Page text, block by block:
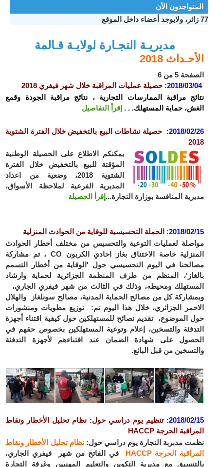
المتواجدون الأن
77 زائر، ولايوجد أعضاء داخل الموقع
مديريـة التجـارة لولايـة قـالمة
الأحـداث 2018
الصفحة 5 من 6
2018/03/04
: حصيلة عمليات المراقبة خلال شهر فيفري 2018
نتائج مراقبة الممارسات التجارية ، نتائج مراقبة الجودة وقمع
الغش، حماية المستهلك. . . إقرأ التفاصيل
2018/02/26
: حصيلة نشاطات البيع بالتخفيض خلال الفترة الشتوية
2018
يمكنكم الاطلاع على الحصيلة الوطنية
المؤقتة للبيع بالتخفيض خلال الفترة
الشتوية 2018، وضعية من اعداد
المديرية الفرعية لملاحظة الأسواق،
مديرية المنافسة بوزارة التجارة... إقرأ الحصيلة
2018/02/15
: الحملة التحسيسية للوقاية من الحوادث المنزلية
مواصلة لعمليات التوعية والتحسيس من مختلف أخطار الحوادث
المنزلية خاصة الاختناق بغاز احادي الكربون CO ، تم مشاركة
مصالحنا في اليوم التحسيسي حول 'الوقاية من أخطار التسمم
بالغاز'، المنظم من طرف المنظمة الجزائرية لحماية وارشاد
المستهلك ومحيطه، وذلك في الثالث من شهر فيفري الجاري،
وبمشاركة كل من مصالح الحماية المدنية، مصالح سونلغاز والهلال
الاحمر الجزائري، خلال هذا اليوم تم: توزيع مطويات ومنشورات
حول الموضوع، تقديم نصائح للمستهلكين حول كيفية اقتناء أجهزة
التدفئة والتسخين، إعلام وتوعية المستهلكين بخصوص حقهم في
الحصول على شهادة الضمان عند اقتناءهم لأجهزة التدفئة
والتسخين من قبل البائع.
2018/02/15
: تنظيم يوم دراسي حول: نظام تحليل الأخطار ونقاط
المراقبة الحرجة HACCP
نظمت مدبربة التجارة يوم دراسي حول:نظام تحليل الأخطار ونقاط
المراقبة الحرجة HACCP
في الفاتح من شهر فيفري الجاري،
بالتنسيق مع مديرية التكوين والتعليم المهنيين وغرفة التجارة